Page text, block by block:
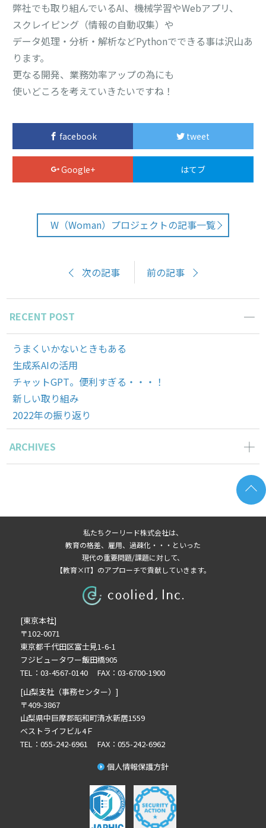
弊社でも取り組んでいるAI、機械学習やWebアプリ、
スクレイピング（情報の自動収集）や
データ処理・分析・解析などPythonでできる事は沢山あ
ります。
更なる開発、業務効率アップの為にも
使いどころを考えていきたいですね！
facebook tweet
Google+ はてブ
W（Woman）プロジェクトの記事一覧
次の記事 前の記事
RECENT POST
うまくいかないときもある
生成系AIの活用
チャットGPT。便利すぎる・・・！
新しい取り組み
2022年の振り返り
ARCHIVES
2022年12月の記事一覧(1)
2022年10月の記事一覧(1)
2022年9月の記事一覧(2)
2022年8月の記事一覧(1)
2022年5月の記事一覧(2)
2022年4月の記事一覧(2)
2022年3月の記事一覧(2)
2022年2月の記事一覧(1)
2021年12月の記事一覧(1)
2021年11月の記事一覧(2)
2021年10月の記事一覧(3)
2021年9月の記事一覧(3)
2021年8月の記事一覧(3)
2021年6月の記事一覧(3)
私たちクーリード株式会社は、
教育の格差、雇用、過疎化・・・といった
現代の重要問題/課題に対して、
【教育×IT】のアプローチで貢献していきます。
[東京本社]
〒102-0071
東京都千代田区富士見1-6-1
フジビュータワー飯田橋905
TEL：03-4567-0140 FAX：03-6700-1900
[山梨支社（事務センター）]
〒409-3867
山梨県中巨摩郡昭和町清水新居1559
ベストライフビル4Ｆ
TEL：055-242-6961 FAX：055-242-6962
個人情報保護方針